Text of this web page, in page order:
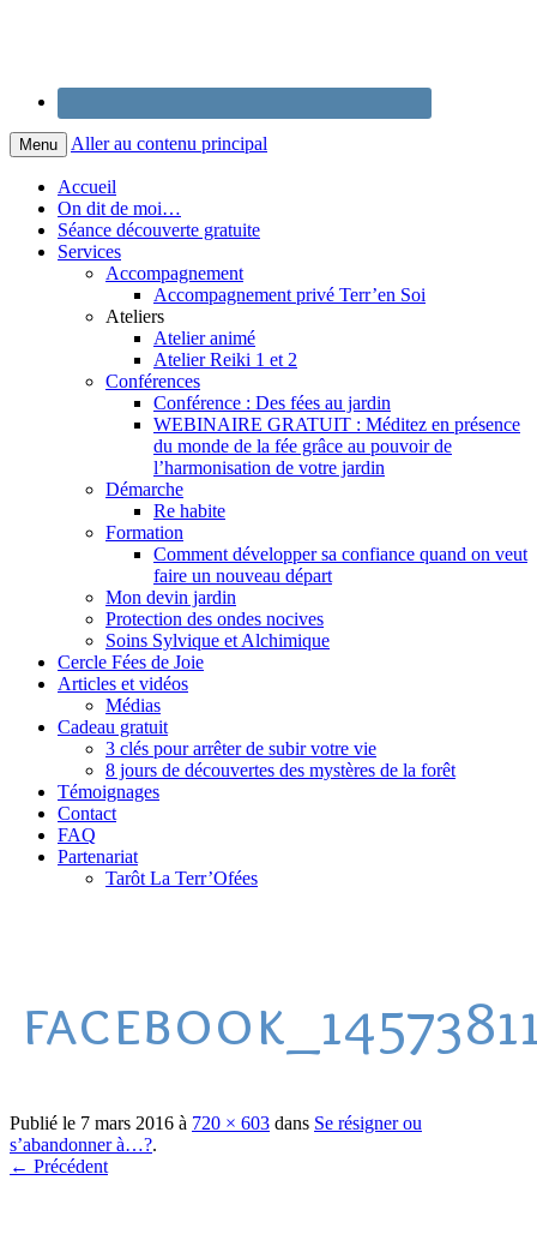
Menu Aller au contenu principal
Accueil
On dit de moi…
Séance découverte gratuite
Services
Accompagnement
Accompagnement privé Terr’en Soi
Ateliers
Atelier animé
Atelier Reiki 1 et 2
Conférences
Conférence : Des fées au jardin
WEBINAIRE GRATUIT : Méditez en présence
du monde de la fée grâce au pouvoir de
l’harmonisation de votre jardin
Démarche
Re habite
Formation
Comment développer sa confiance quand on veut
faire un nouveau départ
Mon devin jardin
Protection des ondes nocives
Soins Sylvique et Alchimique
Cercle Fées de Joie
Articles et vidéos
Médias
Cadeau gratuit
3 clés pour arrêter de subir votre vie
8 jours de découvertes des mystères de la forêt
Témoignages
Contact
FAQ
Partenariat
Tarôt La Terr’Ofées
Publié le 7 mars 2016 à 720 × 603 dans Se résigner ou
s’abandonner à…?.
← Précédent